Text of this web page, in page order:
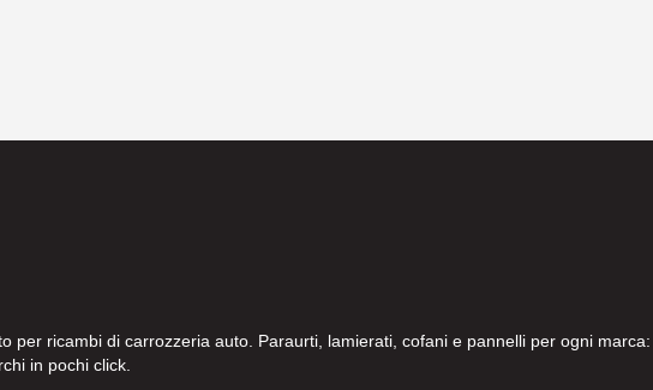
per ricambi di carrozzeria auto. Paraurti, lamierati, cofani e pannelli per ogni
in pochi click.